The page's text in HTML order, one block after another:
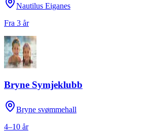
Nautilus Eiganes
Fra 3 år
Bryne Symjeklubb
Bryne svømmehall
4–10 år